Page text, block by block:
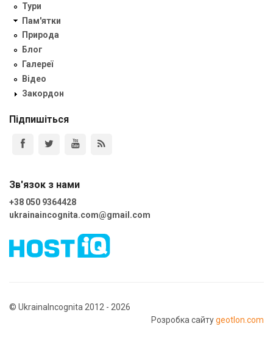
Тури
Пам'ятки
Природа
Блог
Галереї
Відео
Закордон
Підпишіться
Зв'язок з нами
+38 050 9364428
ukrainaincognita.com@gmail.com
© UkrainaIncognita 2012 - 2026
Розробка сайтуgeotlon.com